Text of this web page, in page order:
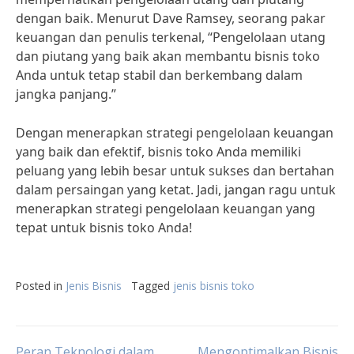
dengan baik. Menurut Dave Ramsey, seorang pakar
keuangan dan penulis terkenal, “Pengelolaan utang
dan piutang yang baik akan membantu bisnis toko
Anda untuk tetap stabil dan berkembang dalam
jangka panjang.”
Dengan menerapkan strategi pengelolaan keuangan
yang baik dan efektif, bisnis toko Anda memiliki
peluang yang lebih besar untuk sukses dan bertahan
dalam persaingan yang ketat. Jadi, jangan ragu untuk
menerapkan strategi pengelolaan keuangan yang
tepat untuk bisnis toko Anda!
Posted in Jenis Bisnis Tagged jenis bisnis toko